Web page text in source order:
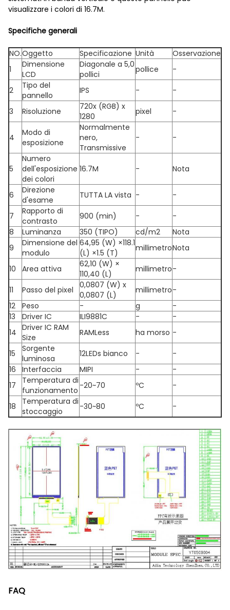
visualizzare i colori di 16.7M.
Specifiche generali
NO.Oggetto Specificazione Unità
Osservazione
1
Dimensione
LCD
Diagonale a 5,0
pollici
pollice -
2
Tipo del
pannello
IPS - -
3 Risoluzione
720x (RGB) x
1280
pixel -
4
Modo di
esposizione
Normalmente
nero,
Transmissive
- -
5
Numero
dell'esposizione
dei colori
16.7M - Nota
6
Direzione
d'esame
TUTTA LA vista - -
7
Rapporto di
contrasto
900 (min) -
-
8
Luminanza 350 (TIPO) cd/m2
Nota
9
Dimensione del
modulo
64,95 (W) ×118.1
(L) ×1.5 (T)
millimetroNota
10 Area attiva
62,10 (W) ×
110,40 (L)
millimetro-
11 Passo del pixel
0,0807 (W) x
0,0807 (L)
millimetro-
12
Peso - g
-
13
Driver IC ILI9881C -
-
14 Driver IC RAM
Size
RAMLess ha morso -
15
Sorgente
luminosa
12LEDs bianco -
-
16
Interfaccia MIPI -
-
17
Temperatura di
funzionamento -20~70 ºC -
18
Temperatura di
stoccaggio
-30~80 ºC -
FAQ